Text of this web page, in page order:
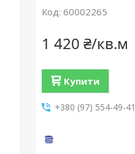
Код: 60002265
1 420 ₴/кв.м
Купити
+380 (97) 554-49-41